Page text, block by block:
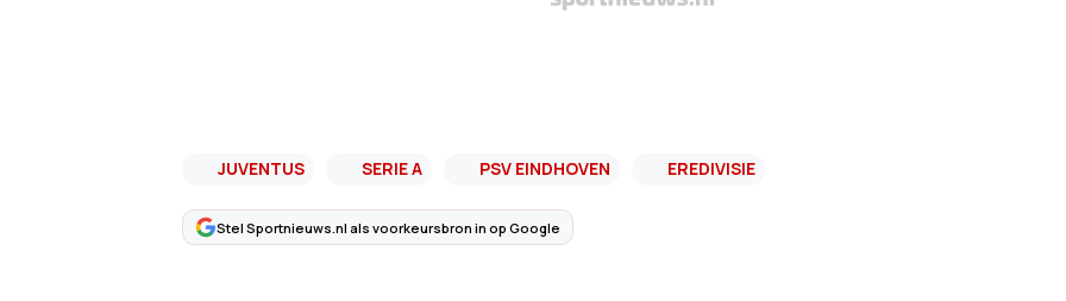
JUVENTUS SERIE A PSV EINDHOVEN EREDIVISIE
Stel Sportnieuws.nl als voorkeursbron in op Google